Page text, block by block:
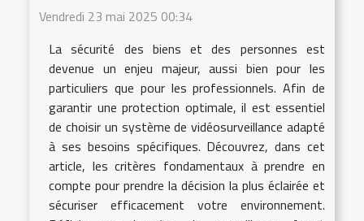
Vendredi 23 mai 2025 00:34
La sécurité des biens et des personnes est
devenue un enjeu majeur, aussi bien pour les
particuliers que pour les professionnels. Afin de
garantir une protection optimale, il est essentiel
de choisir un système de vidéosurveillance adapté
à ses besoins spécifiques. Découvrez, dans cet
article, les critères fondamentaux à prendre en
compte pour prendre la décision la plus éclairée et
sécuriser efficacement votre environnement.